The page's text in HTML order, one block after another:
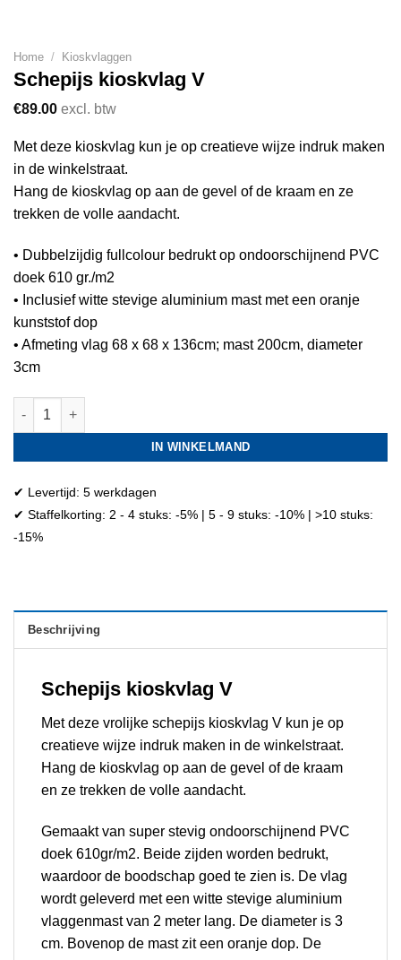
Home / Kioskvlaggen
Schepijs kioskvlag V
€89.00 excl. btw
Met deze kioskvlag kun je op creatieve wijze indruk maken
in de winkelstraat.
Hang de kioskvlag op aan de gevel of de kraam en ze
trekken de volle aandacht.
• Dubbelzijdig fullcolour bedrukt op ondoorschijnend PVC
doek 610 gr./m2
• Inclusief witte stevige aluminium mast met een oranje
kunststof dop
• Afmeting vlag 68 x 68 x 136cm; mast 200cm, diameter
3cm
Schepijs kioskvlag V aantal
IN WINKELMAND
✔ Levertijd: 5 werkdagen
✔ Staffelkorting: 2 - 4 stuks: -5% | 5 - 9 stuks: -10% | >10 stuks:
-15%
Beschrijving
Schepijs kioskvlag V
Met deze vrolijke schepijs kioskvlag V kun je op
creatieve wijze indruk maken in de winkelstraat.
Hang de kioskvlag op aan de gevel of de kraam
en ze trekken de volle aandacht.
Gemaakt van super stevig ondoorschijnend PVC
doek 610gr/m2. Beide zijden worden bedrukt,
waardoor de boodschap goed te zien is. De vlag
wordt geleverd met een witte stevige aluminium
vlaggenmast van 2 meter lang. De diameter is 3
cm. Bovenop de mast zit een oranje dop. De